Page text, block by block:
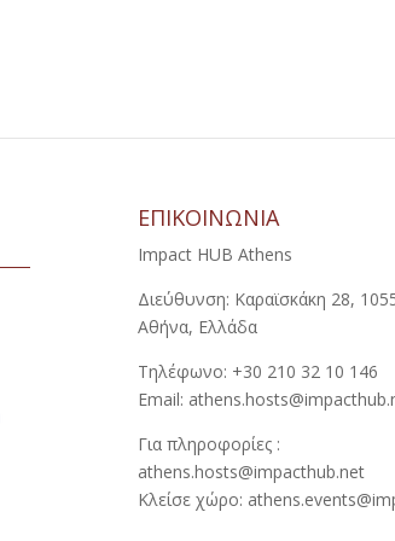
ΕΠΙΚΟΙΝΩΝΙΑ
Impact HUB Athens
Διεύθυνση: Καραϊσκάκη 28,
Αθήνα, Ελλάδα
Τηλέφωνο: +30 210 32 10 146
Email:
Για πληροφορίες :
athens.hosts@impacthub.net
Κλείσε χώρο: